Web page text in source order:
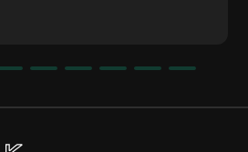
視頻創作者還提到了不同加密
，並鼓勵觀眾在考慮購買方案之